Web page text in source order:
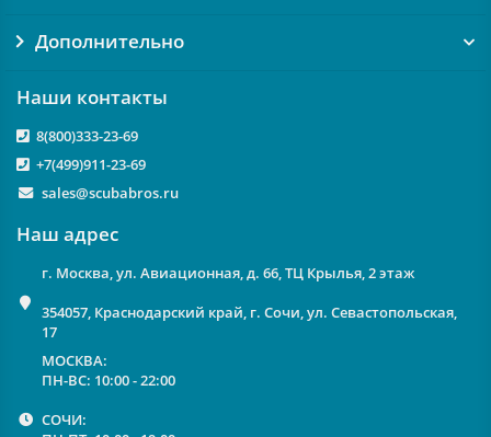
Дополнительно
Наши контакты
8(800)333-23-69
+7(499)911-23-69
sales@scubabros.ru
Наш адрес
г. Москва, ул. Авиационная, д. 66, ТЦ Крылья, 2 этаж
354057, Краснодарский край, г. Сочи, ул. Севастопольская,
17
МОСКВА:
ПН-ВС: 10:00 - 22:00
СОЧИ: